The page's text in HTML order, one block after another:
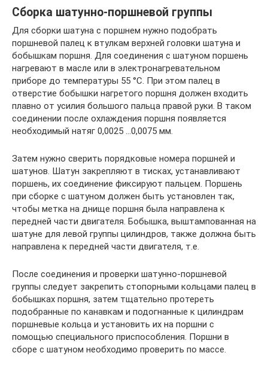
Сборка шатунно-поршневой группы
Для сборки шатуна с поршнем нужно подобрать
поршневой палец к втулкам верхней головки шатуна и
бобышкам поршня. Для соединения с шатуном поршень
нагревают в масле или в электронагревательном
приборе до температуры 55 °С. При этом палец в
отверстие бобышки нагретого поршня должен входить
плавно от усилия большого пальца правой руки. В таком
соединении после охлаждения поршня появляется
необходимый натяг 0,0025 …0,0075 мм.
Затем нужно сверить порядковые номера поршней и
шатунов. Шатун закрепляют в тисках, устанавливают
поршень, их соединение фиксируют пальцем. Поршень
при сборке с шатуном должен быть установлен так,
чтобы метка на днище поршня была направлена к
передней части двигателя. Бобышка, выштампованная на
шатуне для левой группы цилиндров, также должна быть
направлена к передней части двигателя, т.е.
После соединения и проверки шатунно-поршневой
группы следует закрепить стопорными кольцами палец в
бобышках поршня, затем тщательно протереть
подобранные по канавкам и подогнанные к цилиндрам
поршневые кольца и установить их на поршни с
помощью специального приспособления. Поршни в
сборе с шатуном необходимо проверить по массе.